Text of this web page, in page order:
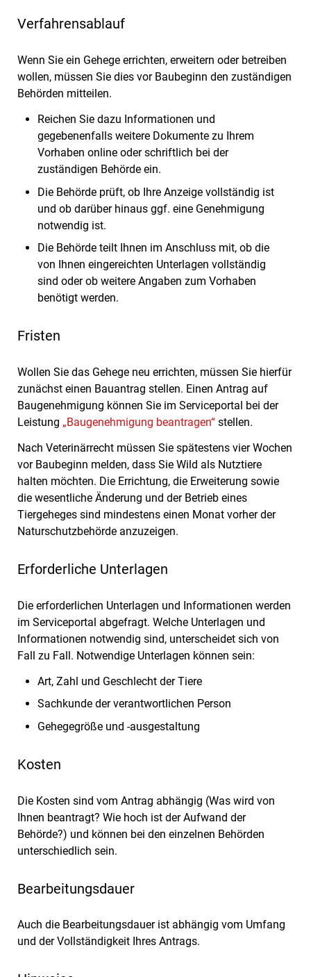
Verfahrensablauf
Wenn Sie ein Gehege errichten, erweitern oder betreiben
wollen, müssen Sie dies vor Baubeginn den zuständigen
Behörden mitteilen.
Reichen Sie dazu Informationen und
gegebenenfalls weitere Dokumente zu Ihrem
Vorhaben online oder schriftlich bei der
zuständigen Behörde ein.
Die Behörde prüft, ob Ihre Anzeige vollständig ist
und ob darüber hinaus ggf. eine Genehmigung
notwendig ist.
Die Behörde teilt Ihnen im Anschluss mit, ob die
von Ihnen eingereichten Unterlagen vollständig
sind oder ob weitere Angaben zum Vorhaben
benötigt werden.
Fristen
Wollen Sie das Gehege neu errichten, müssen Sie hierfür
zunächst einen Bauantrag stellen. Einen Antrag auf
Baugenehmigung können Sie im Serviceportal bei der
Leistung „Baugenehmigung beantragen“ stellen.
Nach Veterinärrecht müssen Sie spätestens vier Wochen
vor Baubeginn melden, dass Sie Wild als Nutztiere
halten möchten. Die Errichtung, die Erweiterung sowie
die wesentliche Änderung und der Betrieb eines
Tiergeheges sind mindestens einen Monat vorher der
Naturschutzbehörde anzuzeigen.
Erforderliche Unterlagen
Die erforderlichen Unterlagen und Informationen werden
im Serviceportal abgefragt. Welche Unterlagen und
Informationen notwendig sind, unterscheidet sich von
Fall zu Fall. Notwendige Unterlagen können sein:
Art, Zahl und Geschlecht der Tiere
Sachkunde der verantwortlichen Person
Gehegegröße und -ausgestaltung
Kosten
Die Kosten sind vom Antrag abhängig (Was wird von
Ihnen beantragt? Wie hoch ist der Aufwand der
Behörde?) und können bei den einzelnen Behörden
unterschiedlich sein.
Bearbeitungsdauer
Auch die Bearbeitungsdauer ist abhängig vom Umfang
und der Vollständigkeit Ihres Antrags.